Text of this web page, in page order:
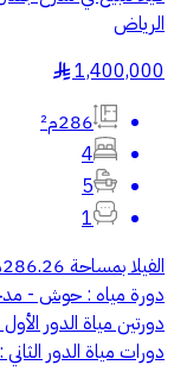
الرياض
1,400,000
§
286م²
4
5
1
دورة مياه : حوش -
دورات مياة الدور